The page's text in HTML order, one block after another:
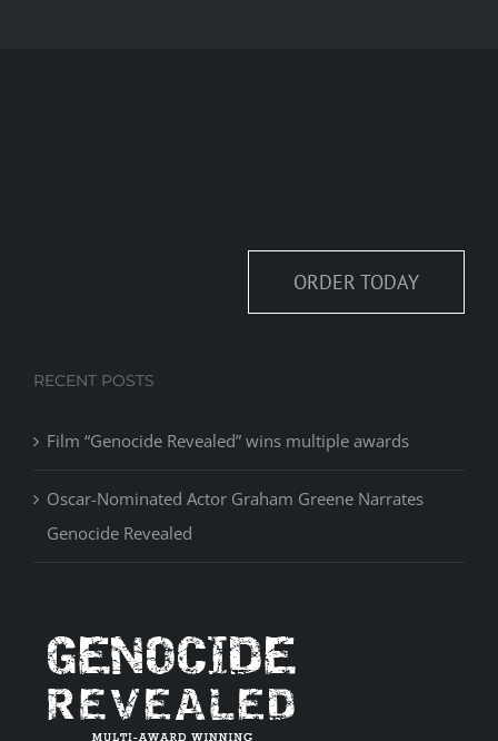
ORDER TODAY
RECENT POSTS
Film “Genocide Revealed” wins multiple awards
Oscar-Nominated Actor Graham Greene Narrates
Genocide Revealed